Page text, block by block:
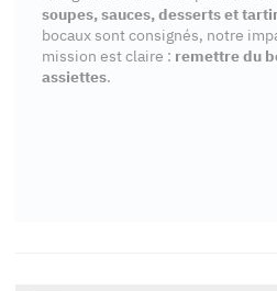
soupes, sauces, desserts et
bocaux sont consignés, notre
mission est claire : remettre du
assiettes.